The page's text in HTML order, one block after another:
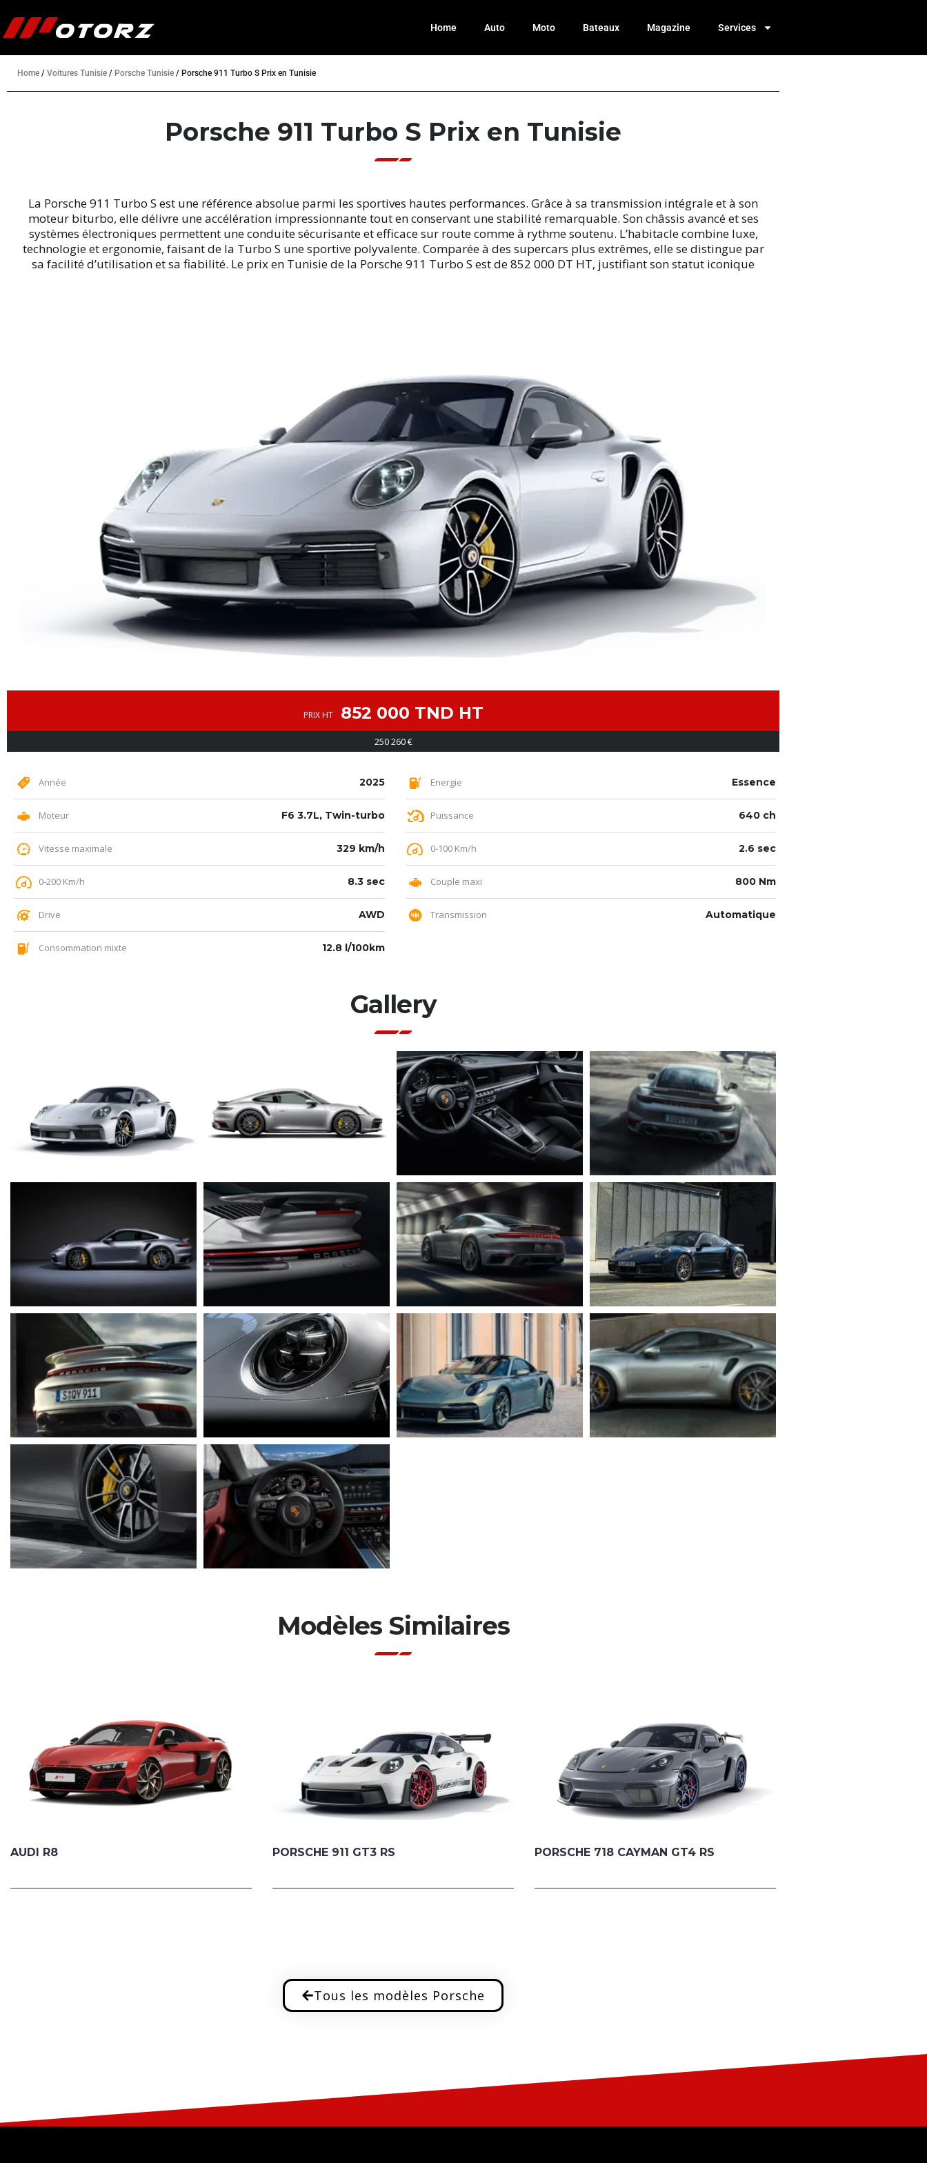
Home Auto Moto Bateaux Magazine Services
Home / Voitures Tunisie / Porsche Tunisie / Porsche 911 Turbo S Prix en Tunisie
Porsche 911 Turbo S Prix en Tunisie
La Porsche 911 Turbo S est une référence absolue parmi les sportives hautes performances. Grâce à sa transmission intégrale et à son
moteur biturbo, elle délivre une accélération impressionnante tout en conservant une stabilité remarquable. Son châssis avancé et ses
systèmes électroniques permettent une conduite sécurisante et efficace sur route comme à rythme soutenu. L’habitacle combine luxe,
technologie et ergonomie, faisant de la Turbo S une sportive polyvalente. Comparée à des supercars plus extrêmes, elle se distingue par
sa facilité d’utilisation et sa fiabilité. Le prix en Tunisie de la Porsche 911 Turbo S est de 852 000 DT HT, justifiant son statut iconique
852 000 TND HT
PRIX HT
250 260 €
Année 2025 Energie Essence
Moteur F6 3.7L, Twin-turbo Puissance 640 ch
Vitesse maximale 329 km/h 0-100 Km/h 2.6 sec
0-200 Km/h 8.3 sec Couple maxi 800 Nm
Drive AWD Transmission Automatique
Consommation mixte 12.8 l/100km
Gallery
Modèles Similaires
AUDI R8 PORSCHE 911 GT3 RS PORSCHE 718 CAYMAN GT4 RS
Tous les modèles Porsche